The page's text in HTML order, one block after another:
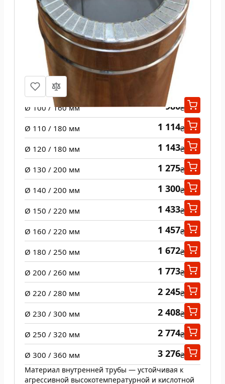
Труба из нержавеющей стали 1 м н/
н 0,8 мм
Ø 100 / 160 мм 980₴
Ø 110 / 180 мм 1 114₴
Ø 120 / 180 мм 1 143₴
Ø 130 / 200 мм 1 275₴
Ø 140 / 200 мм 1 300₴
Ø 150 / 220 мм 1 433₴
Ø 160 / 220 мм 1 457₴
Ø 180 / 250 мм 1 672₴
Ø 200 / 260 мм 1 773₴
Ø 220 / 280 мм 2 245₴
Ø 230 / 300 мм 2 408₴
Ø 250 / 320 мм 2 774₴
Ø 300 / 360 мм 3 276₴
Материал внутренней трубы — устойчивая к
агрессивной высокотемпературной и кислотной